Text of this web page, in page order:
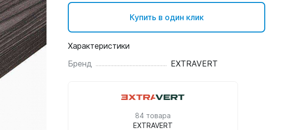
Купить в один клик
Характеристики
Бренд
EXTRAVERT
84 товара
EXTRAVERT